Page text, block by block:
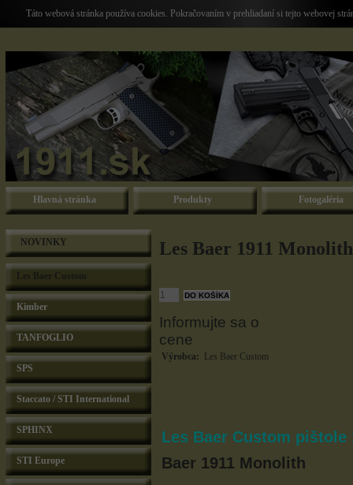
Táto webová stránka používa cookies. Pokračovaním v prehliadaní si tejto webovej
Hlavná stránka Produkty Fotogaléria
NOVINKY
Kimber
TANFOGLIO
SPS
Staccato / STI International
SPHINX
STI Europe
Les Baer 1911 Monolith
Informujte sa o
cene
Výrobca: Les Baer Custom
Les Baer Custom pištole
Baer 1911 Monolith